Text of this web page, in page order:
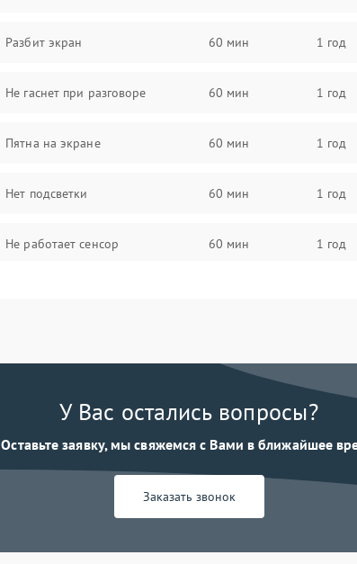
Разбит экран 60 мин 1 год
Не гаснет при разговоре 60 мин 1 год
Пятна на экране 60 мин 1 год
Нет подсветки 60 мин 1 год
Не работает сенсор 60 мин 1 год
1 год
У Вас остались вопросы?
Оставьте заявку, мы свяжемся с Вами в ближайшее
Заказать звонок